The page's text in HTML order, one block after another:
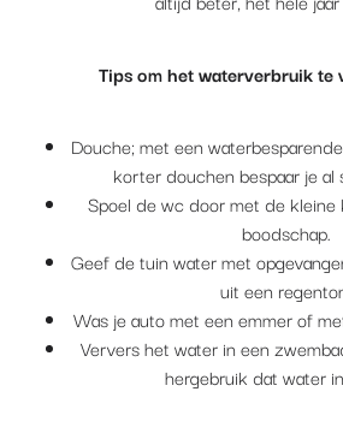
Tips om het waterverbruik te
Douche; met een
korter douchen bespaar je al
Spoel de wc door met de kleine
boodschap.
Geef de tuin water met
uit een
Was je auto met een emmer of
Ververs het water in een
hergebruik dat water